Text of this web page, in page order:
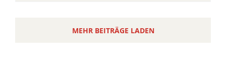
MEHR BEITRÄGE LADEN